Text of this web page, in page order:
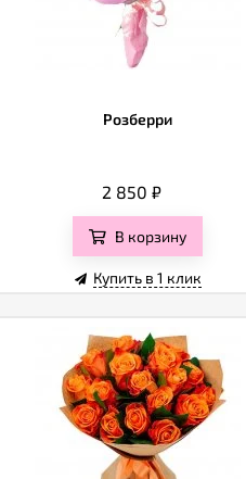
Розберри
2 850 ₽
В корзину
Купить в 1 клик